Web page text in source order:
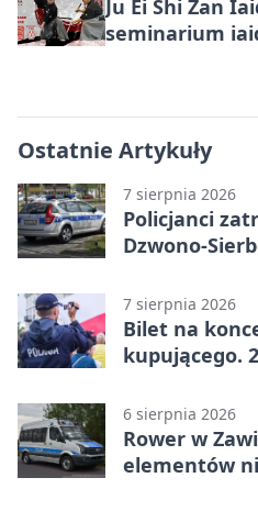
Ju Ei Shi Zan
seminarium
Ostatnie Artykuły
7 sierpnia 2026
Policjanci
Dzwono-
7 sierpnia 2026
Bilet na
kupującego.
6 sierpnia 2026
Rower w
elementów